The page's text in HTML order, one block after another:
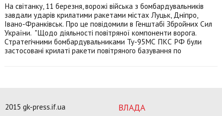
На світанку, 11 березня, ворожі війська з бомбардувальників
завдали ударів крилатими ракетами містах Луцьк, Дніпро,
Івано-Франківськ. Про це повідомили в Генштабі Збройних Сил
України. "Щодо діяльності повітряної компоненти ворога.
Стратегічними бомбардувальниками Ту-95МС ПКС РФ були
застосовані крилаті ракети повітряного базування по
ВЛАДА
2015 gk-press.if.ua